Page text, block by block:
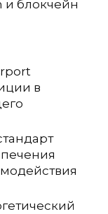
и блокчейн
в